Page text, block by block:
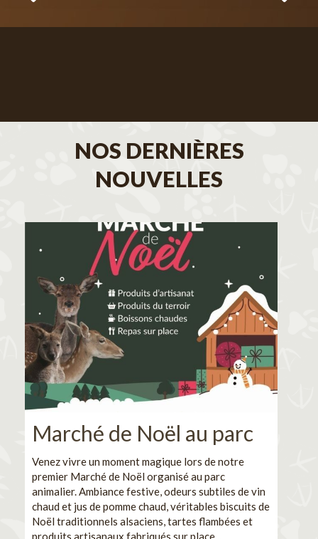
NOS DERNIÈRES
NOUVELLES
Marché de Noël au parc
Venez vivre un moment magique lors de notre
premier Marché de Noël organisé au parc
animalier. Ambiance festive, odeurs subtiles de vin
chaud et jus de pomme chaud, véritables biscuits de
Noël traditionnels alsaciens, tartes flambées et
produits artisanaux fabriqués sur place...